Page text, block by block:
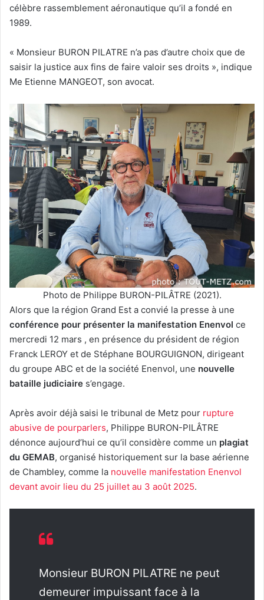
célèbre rassemblement aéronautique qu’il a fondé en
1989.
« Monsieur BURON PILATRE n’a pas d’autre choix que de
saisir la justice aux fins de faire valoir ses droits », indique
Me Etienne MANGEOT, son avocat.
Photo de Philippe BURON-PILÂTRE (2021).
Alors que la région Grand Est a convié la presse à une
conférence pour présenter la manifestation Enenvol ce
mercredi 12 mars , en présence du président de région
Franck LEROY et de Stéphane BOURGUIGNON, dirigeant
du groupe ABC et de la société Enenvol, une nouvelle
bataille judiciaire s’engage.
Après avoir déjà saisi le tribunal de Metz pour rupture
abusive de pourparlers, Philippe BURON-PILÂTRE
dénonce aujourd’hui ce qu’il considère comme un plagiat
du GEMAB, organisé historiquement sur la base aérienne
de Chambley, comme la nouvelle manifestation Enenvol
devant avoir lieu du 25 juillet au 3 août 2025.
Monsieur BURON PILATRE ne peut
demeurer impuissant face à la